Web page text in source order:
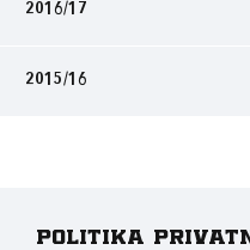
2016/17
2015/16
Politika